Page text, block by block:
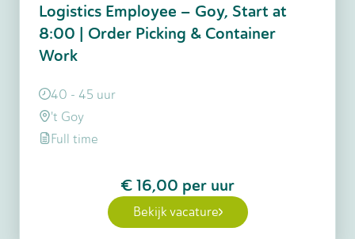
Logistics Employee – Goy, Start at
8:00 | Order Picking & Container
Work
40 - 45 uur
't Goy
Full time
€ 16,00 per uur
Bekijk vacature